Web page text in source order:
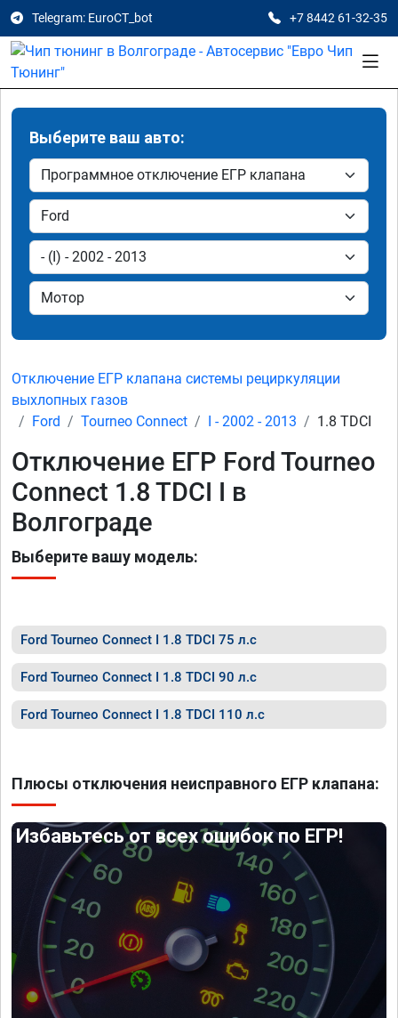
Telegram: EuroCT_bot +7 8442 61-32-35
Выберите ваш авто:
Отключение ЕГР клапана системы рециркуляции
выхлопных газов
Ford
Tourneo Connect I - 2002 - 2013 1.8 TDCI
Отключение ЕГР Ford Tourneo
Connect 1.8 TDCI I в
Волгограде
Выберите вашу модель:
Ford Tourneo Connect I 1.8 TDCI 75 л.с
Ford Tourneo Connect I 1.8 TDCI 90 л.с
Ford Tourneo Connect I 1.8 TDCI 110 л.с
Плюсы отключения неисправного ЕГР клапана:
Избавьтесь от всех ошибок по ЕГР!